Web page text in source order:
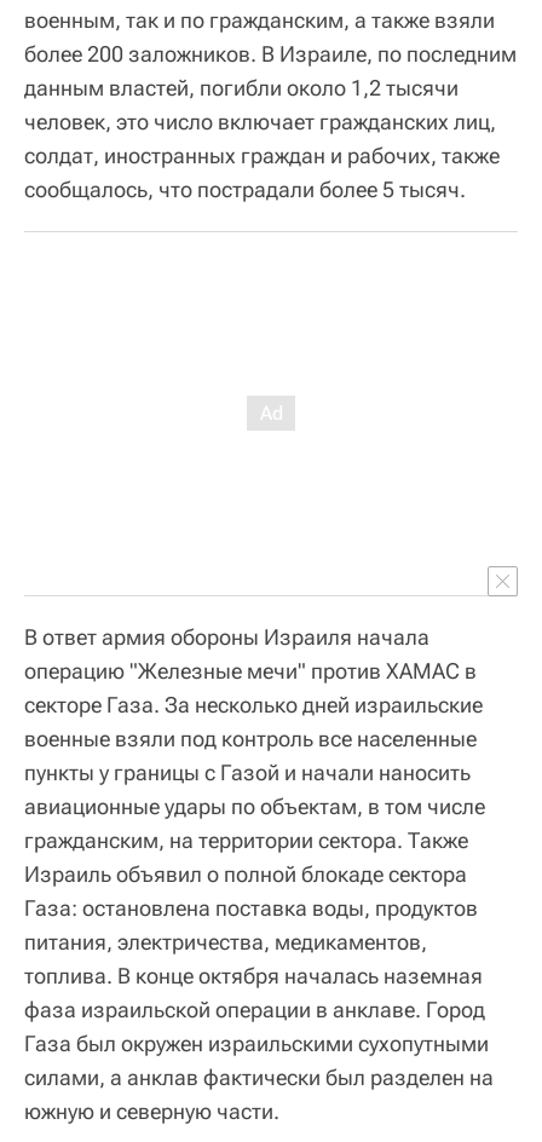
военным, так и по гражданским, а также взяли
более 200 заложников. В Израиле, по последним
данным властей, погибли около 1,2 тысячи
человек, это число включает гражданских лиц,
солдат, иностранных граждан и рабочих, также
сообщалось, что пострадали более 5 тысяч.
В ответ армия обороны Израиля начала
операцию "Железные мечи" против ХАМАС в
секторе Газа. За несколько дней израильские
военные взяли под контроль все населенные
пункты у границы с Газой и начали наносить
авиационные удары по объектам, в том числе
гражданским, на территории сектора. Также
Израиль объявил о полной блокаде сектора
Газа: остановлена поставка воды, продуктов
питания, электричества, медикаментов,
топлива. В конце октября началась наземная
фаза израильской операции в анклаве. Город
Газа был окружен израильскими сухопутными
силами, а анклав фактически был разделен на
южную и северную части.